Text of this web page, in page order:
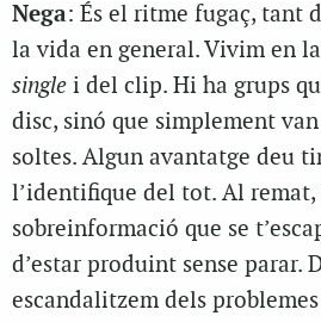
Nega: És el ritme fugaç, tant
la vida en general. Vivim en
single i del clip. Hi ha grups
disc, sinó que simplement
soltes. Algun avantatge deu
l’identifique del tot. Al
sobreinformació que se
d’estar produint sense parar.
escandalitzem dels